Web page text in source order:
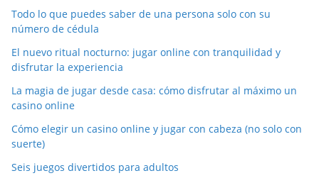
Todo lo que puedes saber de una persona solo con su
número de cédula
El nuevo ritual nocturno: jugar online con tranquilidad y
disfrutar la experiencia
La magia de jugar desde casa: cómo disfrutar al máximo un
casino online
Cómo elegir un casino online y jugar con cabeza (no solo con
suerte)
Seis juegos divertidos para adultos